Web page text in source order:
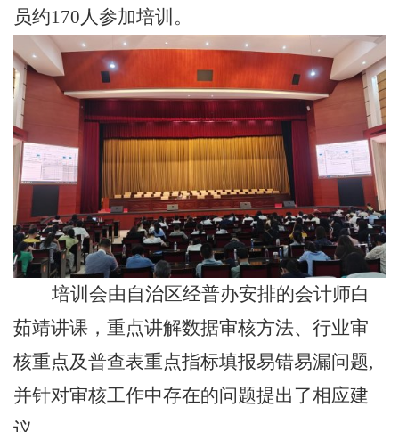
员约170人参加培训。
培训会由自治区经普办安排的会计师白
茹靖讲课，重点讲解数据审核方法、行业审
核重点及普查表重点指标填报易错易漏问题,
并针对审核工作中存在的问题提出了相应建